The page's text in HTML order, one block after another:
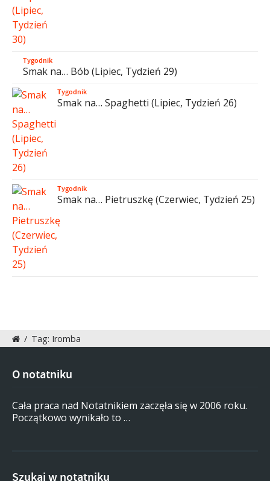
Tygodnik
Smak na… Bób (Lipiec, Tydzień 29)
Tygodnik
Smak na… Spaghetti (Lipiec, Tydzień 26)
Tygodnik
Smak na… Pietruszkę (Czerwiec, Tydzień 25)
/ Tag: Iromba
O notatniku
Cała praca nad Notatnikiem zaczęła się w 2006 roku.
Początkowo wynikało to …
Szukaj w notatniku